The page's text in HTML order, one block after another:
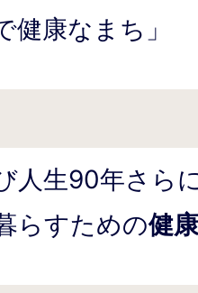
健康なまち」
人生90年さら
らすための健